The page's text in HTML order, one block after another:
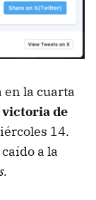
la cuarta
de
14.
a la